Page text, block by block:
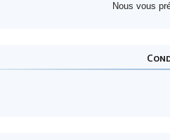
Nous vous